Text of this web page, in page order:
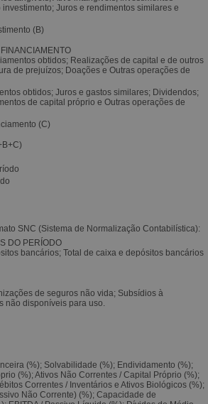
Juros e rendimentos similares e
(B)
obtidos; Realizações de capital e de outros
de prejuízos; Doações e Outras operações de
obtidos; Juros e gastos similares; Dividendos;
de capital próprio e Outras operações de
(C)
SNC (Sistema de Normalização Contabilística):
DO PERÍODO
bancários; Total de caixa e depósitos bancários
de seguros não vida; Subsídios à
não disponíveis para uso.
(%); Solvabilidade (%); Endividamento (%);
(%); Ativos Não Correntes / Capital Próprio (%);
Correntes / Inventários e Ativos Biológicos (%);
Não Corrente) (%); Capacidade de